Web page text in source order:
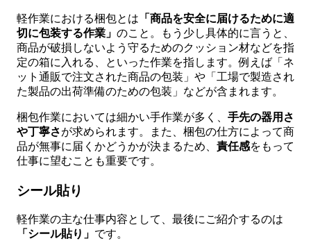
軽作業における梱包とは 「商品を安全に届けるために適
切に包装する作業」 のこと。もう少し具体的に言うと、
商品が破損しないよう守るためのクッション材などを指
定の箱に入れる、といった作業を指します。例えば「ネ
ット通販で注文された商品の包装」や「工場で製造され
た製品の出荷準備のための包装」などが含まれます。
梱包作業においては細かい手作業が多く、 手先の器用さ
や丁寧さが求められます。また、梱包の仕方によって商
品が無事に届くかどうかが決まるため、 責任感をもって
仕事に望むことも重要です。
シール貼り
軽作業の主な仕事内容として、最後にご紹介するのは
「シール貼り」 です。